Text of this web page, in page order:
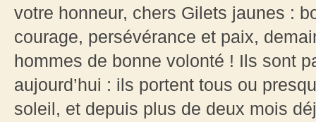
votre honneur, chers Gilets jaunes :
courage, persévérance et paix,
hommes de bonne volonté ! Ils sont
aujourd’hui : ils portent tous ou
soleil, et depuis plus de deux mois